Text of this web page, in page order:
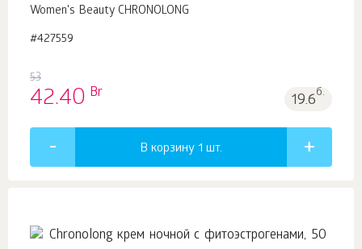
Women's Beauty CHRONOLONG
#427559
53
42.40 Br 19.6б.
В корзину 1 шт.